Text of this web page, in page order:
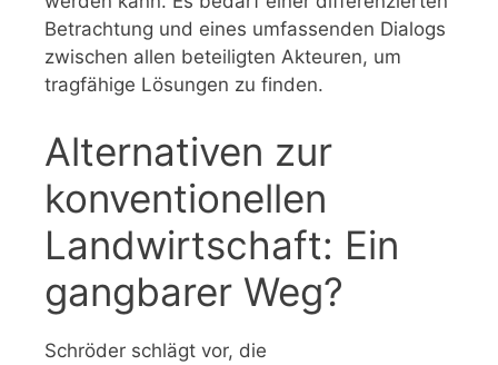
Betrachtung und eines umfassenden Dialogs
zwischen allen beteiligten Akteuren, um
tragfähige Lösungen zu finden.
Alternativen zur
konventionellen
Landwirtschaft: Ein
gangbarer Weg?
Schröder schlägt vor, die